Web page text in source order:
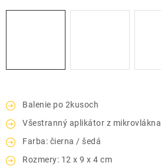
Balenie po 2kusoch
Všestranný aplikátor z mikrovlákna
Farba: čierna / šedá
Rozmery: 12 x 9 x 4 cm